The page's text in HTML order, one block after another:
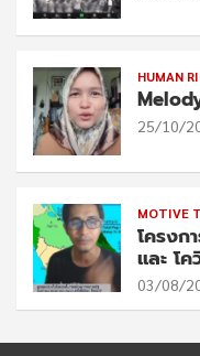
HUMAN
25/10/
MOTIVE
โครง
และ โค
03/08/